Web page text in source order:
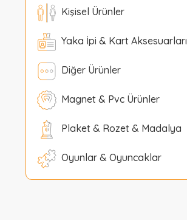
Kişisel Ürünler
Yaka İpi & Kart Aksesuarları
Diğer Ürünler
Magnet & Pvc Ürünler
Plaket & Rozet & Madalya
Oyunlar & Oyuncaklar